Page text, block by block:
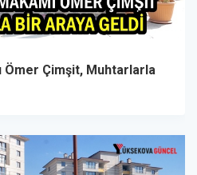
Ömer Çimşit, Muhtarlarla